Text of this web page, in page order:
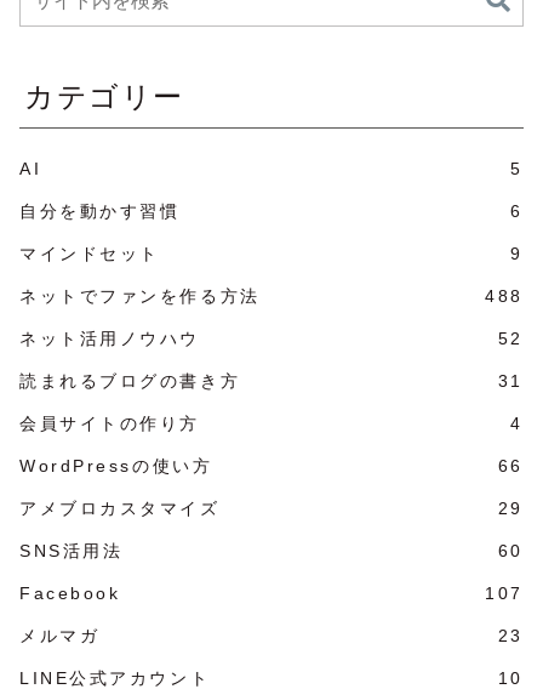
カテゴリー
AI 5
自分を動かす習慣 6
マインドセット 9
ネットでファンを作る方法 488
ネット活用ノウハウ 52
読まれるブログの書き方 31
会員サイトの作り方 4
WordPressの使い方 66
アメブロカスタマイズ 29
SNS活用法 60
Facebook 107
メルマガ 23
LINE公式アカウント 10